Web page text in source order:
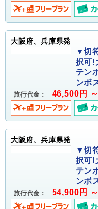
大阪府、兵庫県発
▼切
択可!
テン
ンボ
旅行代金： 46,500円
大阪府、兵庫県発
▼切
択可!
テン
ンボ
旅行代金： 54,900円